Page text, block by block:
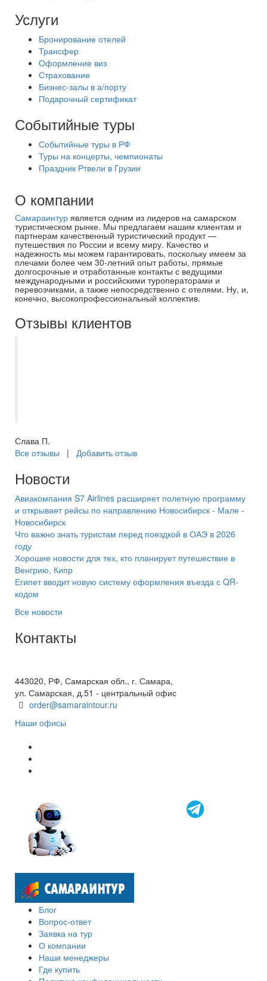
Услуги
Бронирование отелей
Трансфер
Оформление виз
Страхование
Бизнес-залы в а/порту
Подарочный сертификат
Событийные туры
Событийные туры в РФ
Туры на концерты, чемпионаты
Праздник Ртвели в Грузии
О компании
Самараинтур является одним из лидеров на самарском
туристическом рынке. Мы предлагаем нашим клиентам и
партнерам качественный туристический продукт —
путешествия по России и всему миру. Качество и
надежность мы можем гарантировать, поскольку имеем за
плечами более чем 30-летний опыт работы, прямые
долгосрочные и отработанные контакты с ведущими
международными и российскими туроператорами и
перевозчиками, а также непосредственно с отелями. Ну, и,
конечно, высокопрофессиональный коллектив.
Отзывы клиентов
Слава П.
Все отзывы | Добавить отзыв
Новости
Авиакомпания S7 Airlines расширяет полетную программу
и открывает рейсы по направлению Новосибирск - Мале -
Новосибирск
Что важно знать туристам перед поездкой в ОАЭ в 2026
году
Хорошие новости для тех, кто планирует путешествие в
Венгрию, Кипр
Египет вводит новую систему оформления въезда с QR-
кодом
Все новости
Контакты
443020, РФ, Самарская обл., г. Самара,
ул. Самарская, д.51 - центральный офис
order@samaraintour.ru
Наши офисы
Блог
Вопрос-ответ
Заявка на тур
О компании
Наши менеджеры
Где купить